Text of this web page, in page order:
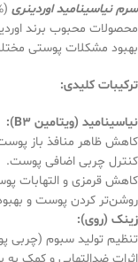
سرم نیاسینامید اوردینری
محصولات محبوب برند
بهبود مشکلات پوستی
ترکیبات کلیدی:
نیاسینامید (ویتامین B3):
کاهش ظاهر منافذ باز
کنترل چربی اضافی پوست.
کاهش قرمزی و التهابات
روشن‌تر کردن پوست و
زینک (روی):
تنظیم تولید سبوم (چربی